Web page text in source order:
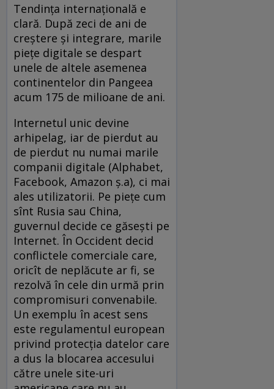
Tendința internațională e
clară. După zeci de ani de
creștere și integrare, marile
piețe digitale se despart
unele de altele asemenea
continentelor din Pangeea
acum 175 de milioane de ani.
Internetul unic devine
arhipelag, iar de pierdut au
de pierdut nu numai marile
companii digitale (Alphabet,
Facebook, Amazon ș.a), ci mai
ales utilizatorii. Pe piețe cum
sînt Rusia sau China,
guvernul decide ce găsești pe
Internet. În Occident decid
conflictele comerciale care,
oricît de neplăcute ar fi, se
rezolvă în cele din urmă prin
compromisuri convenabile.
Un exemplu în acest sens
este regulamentul european
privind protecția datelor care
a dus la blocarea accesului
către unele site-uri